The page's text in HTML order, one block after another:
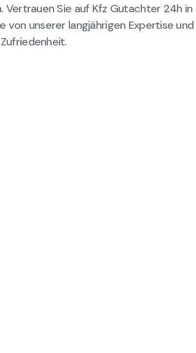
Vertrauen Sie auf Kfz Gutachter 24h in
von unserer langjährigen Expertise und